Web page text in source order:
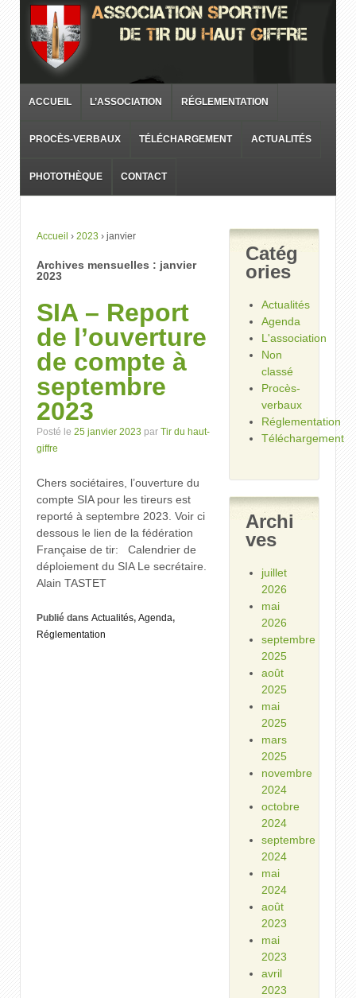
ACCUEIL L’ASSOCIATION RÉGLEMENTATION
PROCÈS-VERBAUX TÉLÉCHARGEMENT ACTUALITÉS
PHOTOTHÈQUE CONTACT
Accueil › 2023 › janvier
Archives mensuelles : janvier
2023
SIA – Report
de l’ouverture
de compte à
septembre
2023
Posté le 25 janvier 2023 par Tir du haut-
giffre
Chers sociétaires, l’ouverture du
compte SIA pour les tireurs est
reporté à septembre 2023. Voir ci
dessous le lien de la fédération
Française de tir: Calendrier de
déploiement du SIA Le secrétaire.
Alain TASTET
Publié dans Actualités, Agenda,
Réglementation
Catég
ories
Actualités
Agenda
L'association
Non
classé
Procès-
verbaux
Réglementation
Téléchargement
Archi
ves
juillet
2026
mai
2026
septembre
2025
août
2025
mai
2025
mars
2025
novembre
2024
octobre
2024
septembre
2024
mai
2024
août
2023
mai
2023
avril
2023